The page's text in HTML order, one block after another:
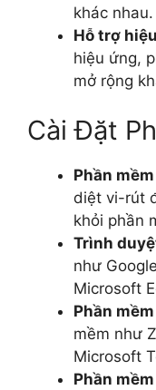
khác nhau.
Hỗ trợ
hiệu ứng,
mở rộng
Cài Đặt
Phần
diệt vi-rút
khỏi phần
Trình
như
Microsoft
Phần
mềm như
Microsoft
Phần